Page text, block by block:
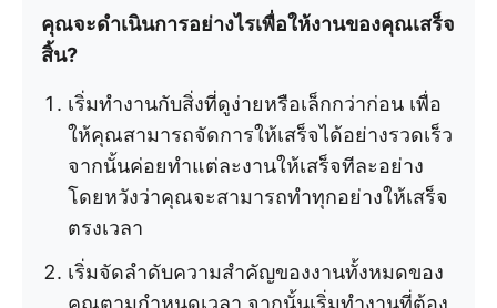
คุณจะดำเนินการอย่างไรเพื่อให้งานของคุณเสร็จ
สิ้น?
เริ่มทำงานกับสิ่งที่ดูง่ายหรือเล็กกว่าก่อน เพื่อ
ให้คุณสามารถจัดการให้เสร็จได้อย่างรวดเร็ว
จากนั้นค่อยทำแต่ละงานให้เสร็จทีละอย่าง
โดยหวังว่าคุณจะสามารถทำทุกอย่างให้เสร็จ
ตรงเวลา
เริ่มจัดลำดับความสำคัญของงานทั้งหมดของ
คุณตามกำหนดเวลา จากนั้นเริ่มทำงานที่ต้อง